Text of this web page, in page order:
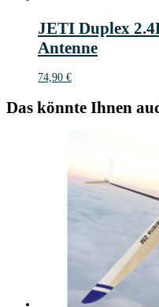
JETI Duplex
Antenne
74,90 €
Das könnte Ihnen